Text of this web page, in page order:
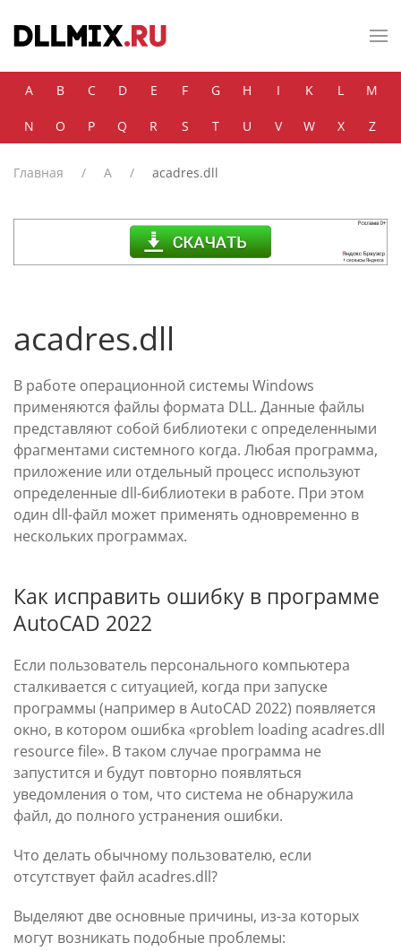
Skip to main content
A B C D E F G H I K L M
N O P Q R S T U V W X Z
Главная A acadres.dll
acadres.dll
В работе операционной системы Windows
применяются файлы формата DLL. Данные файлы
представляют собой библиотеки с определенными
фрагментами системного когда. Любая программа,
приложение или отдельный процесс используют
определенные dll-библиотеки в работе. При этом
один dll-файл может применять одновременно в
нескольких программах.
Как исправить ошибку в программе
AutoCAD 2022
Если пользователь персонального компьютера
сталкивается с ситуацией, когда при запуске
программы (например в AutoCAD 2022) появляется
окно, в котором ошибка «problem loading acadres.dll
resource file». В таком случае программа не
запустится и будут повторно появляться
уведомления о том, что система не обнаружила
файл, до полного устранения ошибки.
Что делать обычному пользователю, если
отсутствует файл acadres.dll?
Выделяют две основные причины, из-за которых
могут возникать подобные проблемы: